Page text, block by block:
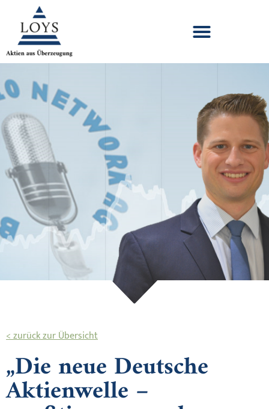
< zurück zur Übersicht
„Die neue Deutsche
Aktienwelle –